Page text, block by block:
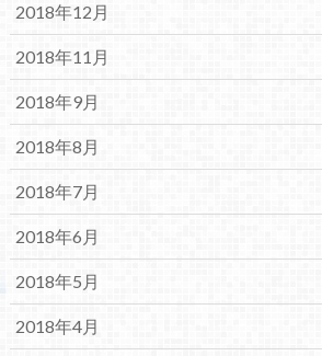
2018年12月
2018年11月
2018年9月
2018年8月
2018年7月
2018年6月
2018年5月
2018年4月